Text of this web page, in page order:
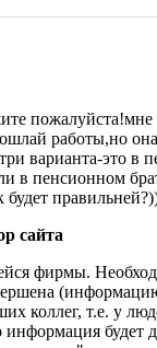
работы,но она
варианта-это
в пенсионном
будет
сайта
фирмы.
коллег, т.е. у
информация